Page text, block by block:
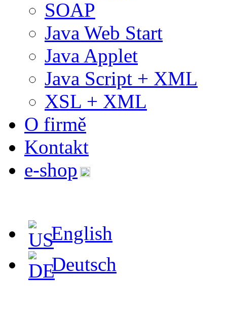
SOAP
Java Web Start
Java Applet
Java Script + XML
XSL + XML
O firmě
Kontakt
e-shop
English
Deutsch